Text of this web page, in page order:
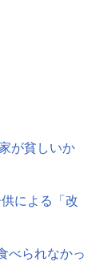
が貧しいか
による「改
べられなかっ